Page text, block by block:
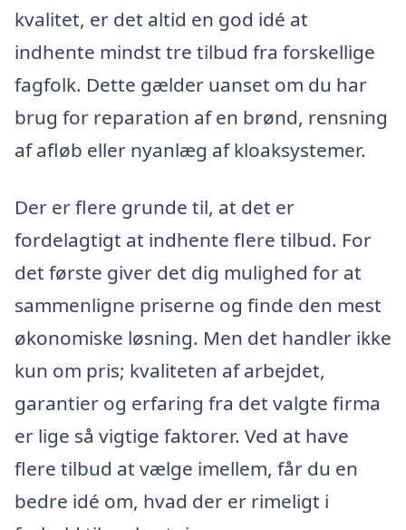
kvalitet, er det altid en god idé at
indhente mindst tre tilbud fra forskellige
fagfolk. Dette gælder uanset om du har
brug for reparation af en brønd, rensning
af afløb eller nyanlæg af kloaksystemer.
Der er flere grunde til, at det er
fordelagtigt at indhente flere tilbud. For
det første giver det dig mulighed for at
sammenligne priserne og finde den mest
økonomiske løsning. Men det handler ikke
kun om pris; kvaliteten af arbejdet,
garantier og erfaring fra det valgte firma
er lige så vigtige faktorer. Ved at have
flere tilbud at vælge imellem, får du en
bedre idé om, hvad der er rimeligt i